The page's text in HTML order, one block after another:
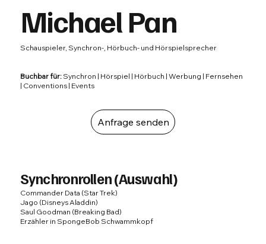
Michael Pan
Schauspieler, Synchron-, Hörbuch- und Hörspielsprecher
Buchbar für: Synchron | Hörspiel | Hörbuch | Werbung | Fernsehen
| Conventions | Events
Anfrage senden
Synchronrollen (Auswahl)
Commander Data (Star Trek)
Jago (Disneys Aladdin)
Saul Goodman (Breaking Bad)
Erzähler in SpongeBob Schwammkopf